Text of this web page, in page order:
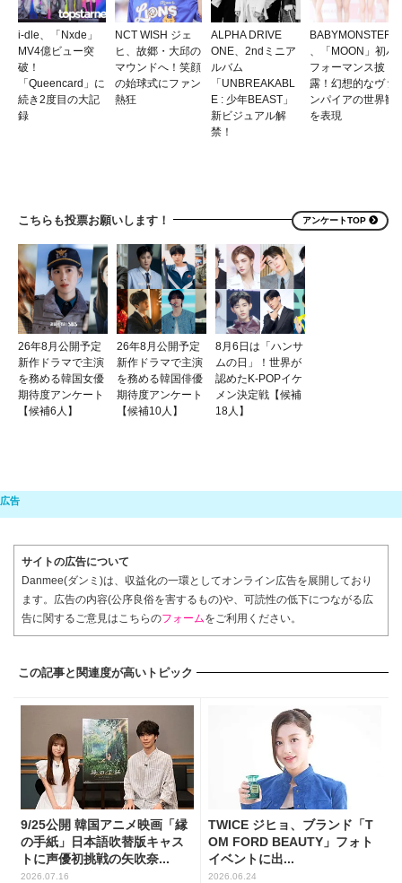
i-dle、「Nxde」
MV4億ビュー突
破！
「Queencard」に
続き2度目の大記
録
NCT WISH ジェ
ヒ、故郷・大邱の
マウンドへ！笑顔
の始球式にファン
熱狂
ALPHA DRIVE
ONE、2ndミニア
ルバム
「UNBREAKABL
E : 少年BEAST」
新ビジュアル解
禁！
BABYMONSTER
、「MOON」初パ
フォーマンス披
露！幻想的なヴァ
ンパイアの世界観
を表現
こちらも投票お願いします！ アンケートTOP
26年8月公開予定
新作ドラマで主演
を務める韓国女優
期待度アンケート
【候補6人】
26年8月公開予定
新作ドラマで主演
を務める韓国俳優
期待度アンケート
【候補10人】
8月6日は「ハンサ
ムの日」！世界が
認めたK-POPイケ
メン決定戦【候補
18人】
サイトの広告について
Danmee(ダンミ)は、収益化の一環としてオンライン広告を展開しており
ます。広告の内容(公序良俗を害するもの)や、可読性の低下につながる広
告に関するご意見はこちらのフォームをご利用ください。
この記事と関連度が高いトピック
9/25公開 韓国アニメ映画「縁
の手紙」日本語吹替版キャス
トに声優初挑戦の矢吹奈...
2026.07.16
TWICE ジヒョ、ブランド「T
OM FORD BEAUTY」フォト
イベントに出...
2026.06.24